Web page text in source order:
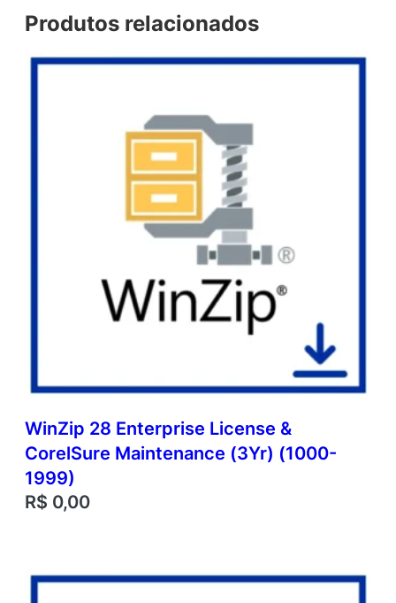
Produtos relacionados
WinZip 28 Enterprise License &
CorelSure Maintenance (3Yr) (1000-
1999)
R$ 0,00